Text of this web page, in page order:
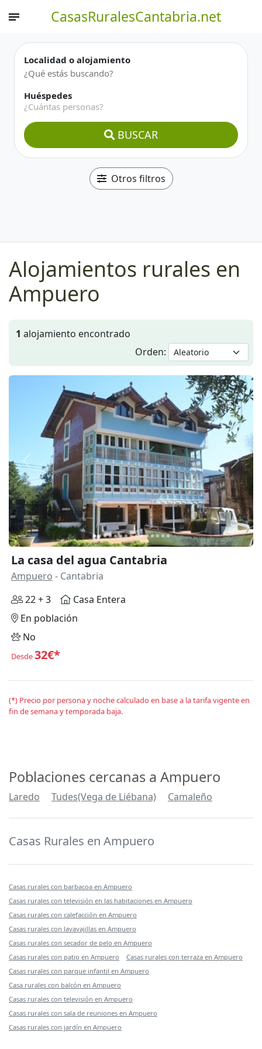
CasasRuralesCantabria.net
Localidad o alojamiento
Huéspedes
¿Cuántas personas?
BUSCAR
Otros filtros
Alojamientos rurales en
Ampuero
1 alojamiento encontrado
Orden:
Anterior
La casa del agua Cantabria
Ampuero - Cantabria
22 + 3
Casa Entera
En población
No
Desde32€*
(*) Precio por persona y noche calculado en base a la tarifa vigente en
fin de semana y temporada baja.
Poblaciones cercanas a Ampuero
Laredo Tudes(Vega de Liébana) Camaleño
Casas Rurales en Ampuero
Casas rurales con barbacoa en Ampuero
Casas rurales con televisión en las habitaciones en Ampuero
Casas rurales con calefacción en Ampuero
Casas rurales con lavavajillas en Ampuero
Casas rurales con secador de pelo en Ampuero
Casas rurales con patio en Ampuero
Casas rurales con terraza en Ampuero
Casas rurales con parque infantil en Ampuero
Casa rurales con balcón en Ampuero
Casas rurales con televisión en Ampuero
Casas rurales con sala de reuniones en Ampuero
Casas rurales con jardín en Ampuero